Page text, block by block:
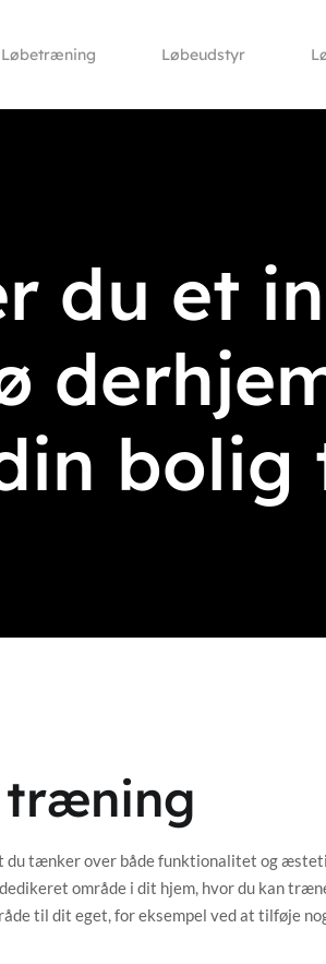
Løbetræning Løbeudstyr
du et
bolig
tænker over både funktionalitet og
område i dit hjem, hvor du kan
til dit eget, for eksempel ved at tilføje